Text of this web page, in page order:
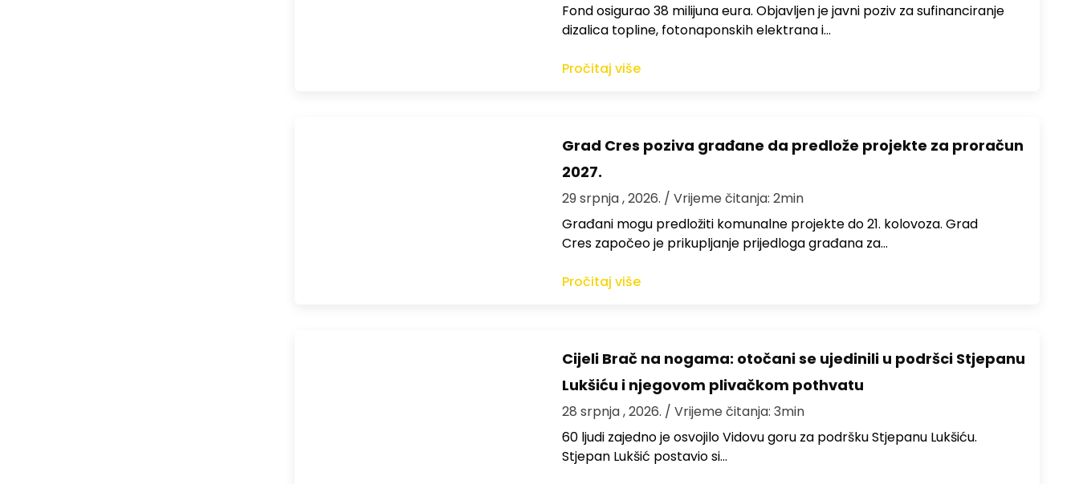
Fond osigurao 38 milijuna eura. Objavljen je javni poziv za sufinanciranje
dizalica topline, fotonaponskih elektrana i…
Pročitaj više
Grad Cres poziva građane da predlože projekte za proračun
2027.
29 srpnja , 2026. / Vrijeme čitanja: 2min
Građani mogu predložiti komunalne projekte do 21. kolovoza. Grad
Cres započeo je prikupljanje prijedloga građana za…
Pročitaj više
Cijeli Brač na nogama: otočani se ujedinili u podršci Stjepanu
Lukšiću i njegovom plivačkom pothvatu
28 srpnja , 2026. / Vrijeme čitanja: 3min
60 ljudi zajedno je osvojilo Vidovu goru za podršku Stjepanu Lukšiću.
Stjepan Lukšić postavio si…